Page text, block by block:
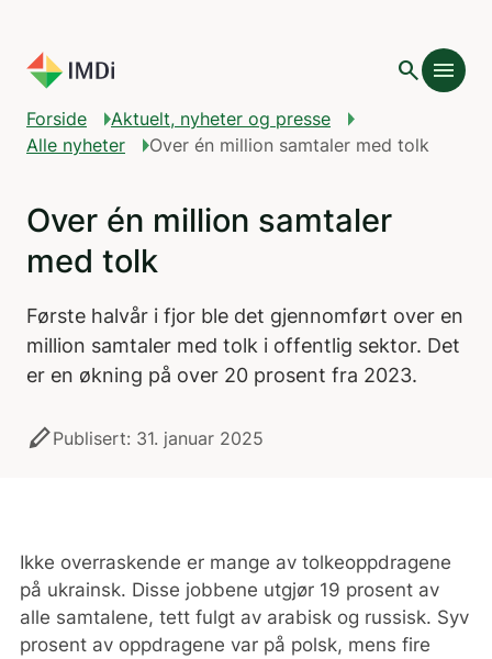
search menu
Forside
Aktuelt, nyheter og presse
Alle nyheter
Over én million samtaler med tolk
Over én million samtaler
med tolk
Første halvår i fjor ble det gjennomført over en
million samtaler med tolk i offentlig sektor. Det
er en økning på over 20 prosent fra 2023.
stylusPublisert: 31. januar 2025
Ikke overraskende er mange av tolkeoppdragene
på ukrainsk. Disse jobbene utgjør 19 prosent av
alle samtalene, tett fulgt av arabisk og russisk. Syv
prosent av oppdragene var på polsk, mens fire